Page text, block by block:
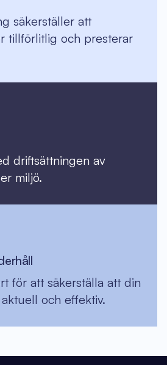
säkerställer att
tillförlitlig och presterar
driftsättningen av
miljö.
för att säkerställa att din
och effektiv.